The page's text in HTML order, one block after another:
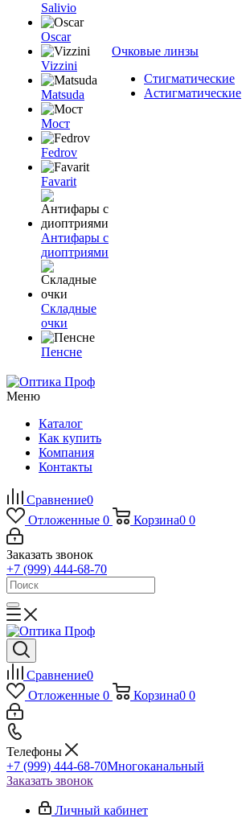
Salivio
Oscar
Vizzini
Matsuda
Мост
Fedrov
Favarit
Антифары с
диоптриями
Складные
очки
Пенсне
Очковые линзы
Стигматические
Астигматические
Меню
Каталог
Как купить
Компания
Контакты
Сравнение0
Отложенные 0 Корзина0 0
Заказать звонок
+7 (999) 444-68-70
Сравнение0
Отложенные 0 Корзина0 0
Телефоны
+7 (999) 444-68-70Многоканальный
Заказать звонок
Личный кабинет